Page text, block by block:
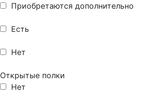
Приобретаются дополнительно
Есть
Нет
Открытые полки
Нет